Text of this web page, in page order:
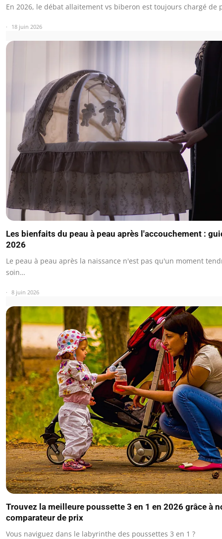
En 2026, le débat allaitement vs biberon est toujours chargé de
18 juin 2026
Les bienfaits du peau à peau après l'accouchement :
2026
Le peau à peau après la naissance n'est pas qu'un moment
soin…
8 juin 2026
Trouvez la meilleure poussette 3 en 1 en 2026 grâce à
comparateur de prix
Vous naviguez dans le labyrinthe des poussettes 3 en 1 ?